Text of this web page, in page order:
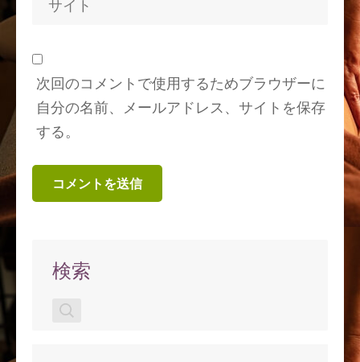
次回のコメントで使用するためブラウザーに
自分の名前、メールアドレス、サイトを保存
する。
検索